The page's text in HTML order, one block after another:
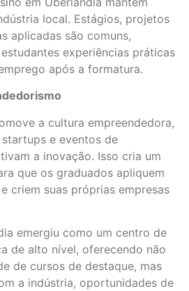
local. Estágios, projetos
aplicadas são comuns,
experiências práticas
após a formatura.
a cultura empreendedora,
e eventos de
a inovação. Isso cria um
que os graduados apliquem
criem suas próprias empresas
emergiu como um centro de
de alto nível, oferecendo não
de cursos de destaque, mas
a indústria, oportunidades de